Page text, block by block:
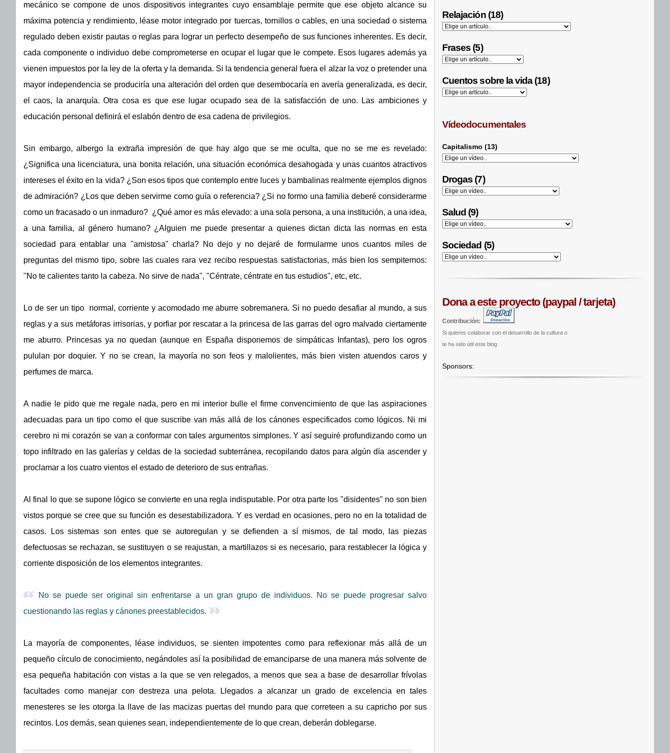
mecánico se compone de unos dispositivos integrantes cuyo ensamblaje permite que ese objeto alcance su
máxima potencia y rendimiento, léase motor integrado por tuercas, tornillos o cables, en una sociedad o sistema
regulado deben existir pautas o reglas para lograr un perfecto desempeño de sus funciones inherentes. Es decir,
cada componente o individuo debe comprometerse en ocupar el lugar que le compete. Esos lugares además ya
vienen impuestos por la ley de la oferta y la demanda. Si la tendencia general fuera el alzar la voz o pretender una
mayor independencia se produciría una alteración del orden que desembocaría en avería generalizada, es decir,
el caos, la anarquía. Otra cosa es que ese lugar ocupado sea de la satisfacción de uno. Las ambiciones y
educación personal definirá el eslabón dentro de esa cadena de privilegios.
Sin embargo, albergo la extraña impresión de que hay algo que se me oculta, que no se me es revelado:
¿Significa una licenciatura, una bonita relación, una situación económica desahogada y unas cuantos atractivos
intereses el éxito en la vida? ¿Son esos tipos que contemplo entre luces y bambalinas realmente ejemplos dignos
de admiración? ¿Los que deben servirme como guía o referencia? ¿Si no formo una familia deberé considerarme
como un fracasado o un inmaduro? ¿Qué amor es más elevado: a una sola persona, a una institución, a una idea,
a una familia, al género humano? ¿Alguien me puede presentar a quienes dictan dicta las normas en esta
sociedad para entablar una "amistosa" charla? No dejo y no dejaré de formularme unos cuantos miles de
preguntas del mismo tipo, sobre las cuales rara vez recibo respuestas satisfactorias, más bien los sempiternos:
"No te calientes tanto la cabeza. No sirve de nada", "Céntrate, céntrate en tus estudios", etc, etc.
Lo de ser un tipo normal, corriente y acomodado me aburre sobremanera. Si no puedo desafiar al mundo, a sus
reglas y a sus metáforas irrisorias, y porfiar por rescatar a la princesa de las garras del ogro malvado ciertamente
me aburro. Princesas ya no quedan (aunque en España disponemos de simpáticas Infantas), pero los ogros
pululan por doquier. Y no se crean, la mayoría no son feos y malolientes, más bien visten atuendos caros y
perfumes de marca.
A nadie le pido que me regale nada, pero en mi interior bulle el firme convencimiento de que las aspiraciones
adecuadas para un tipo como el que suscribe van más allá de los cánones especificados como lógicos. Ni mi
cerebro ni mi corazón se van a conformar con tales argumentos simplones. Y así seguiré profundizando como un
topo infiltrado en las galerías y celdas de la sociedad subterránea, recopilando datos para algún día ascender y
proclamar a los cuatro vientos el estado de deterioro de sus entrañas.
Al final lo que se supone lógico se convierte en una regla indisputable. Por otra parte los "disidentes" no son bien
vistos porque se cree que su función es desestabilizadora. Y es verdad en ocasiones, pero no en la totalidad de
casos. Los sistemas son entes que se autoregulan y se defienden a sí mismos, de tal modo, las piezas
defectuosas se rechazan, se sustituyen o se reajustan, a martillazos si es necesario, para restablecer la lógica y
corriente disposición de los elementos integrantes.
No se puede ser original sin enfrentarse a un gran grupo de individuos. No se puede progresar salvo
cuestionando las reglas y cánones preestablecidos.
La mayoría de componentes, léase individuos, se sienten impotentes como para reflexionar más allá de un
pequeño círculo de conocimiento, negándoles así la posibilidad de emanciparse de una manera más solvente de
esa pequeña habitación con vistas a la que se ven relegados, a menos que sea a base de desarrollar frívolas
facultades como manejar con destreza una pelota. Llegados a alcanzar un grado de excelencia en tales
menesteres se les otorga la llave de las macizas puertas del mundo para que correteen a su capricho por sus
recintos. Los demás, sean quienes sean, independientemente de lo que crean, deberán doblegarse.
Relajación (18)
Frases (5)
Cuentos sobre la vida (18)
Vídeodocumentales
Capitalismo (13)
Drogas (7)
Salud (9)
Sociedad (5)
Dona a este proyecto (paypal / tarjeta)
Contribución:
Si quieres colaborar con el desarrollo de la cultura o
te ha sido útil este blog
Sponsors: